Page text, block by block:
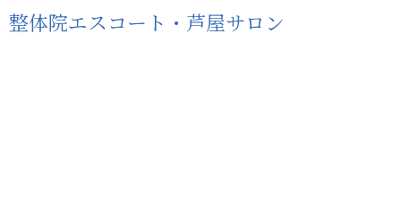
整体院エスコート・芦屋サロン